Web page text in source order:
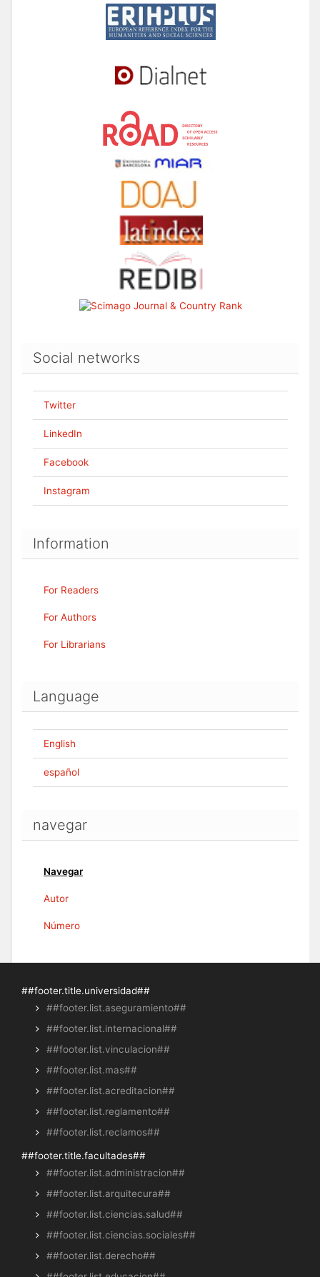
Social networks
Twitter
LinkedIn
Facebook
Instagram
Information
For Readers
For Authors
For Librarians
Language
English
español
navegar
Navegar
Autor
Número
##footer.title.universidad##
##footer.list.aseguramiento##
##footer.list.internacional##
##footer.list.vinculacion##
##footer.list.mas##
##footer.list.acreditacion##
##footer.list.reglamento##
##footer.list.reclamos##
##footer.title.facultades##
##footer.list.administracion##
##footer.list.arquitecura##
##footer.list.ciencias.salud##
##footer.list.ciencias.sociales##
##footer.list.derecho##